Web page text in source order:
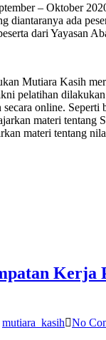
– Oktober
diantaranya ada
dari Yayasan
Mutiara Kasih
pelatihan
secara online.
materi tentang
materi tentang
Kerja
mutiara_kasih
No